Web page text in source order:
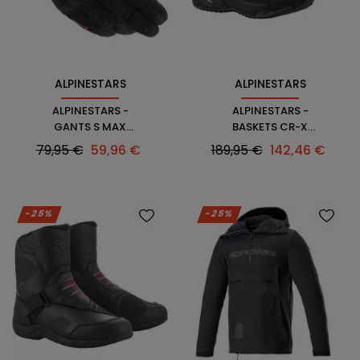
ALPINESTARS
ALPINESTARS -
GANTS S MAX
DRYSTAR
Prix
79,95 € Prix
59,96 €
ALPINESTARS
ALPINESTARS -
BASKETS CR-X
DRYSTAR RIDING
Prix
189,95 € Prix
142,46 €
-25% -25%